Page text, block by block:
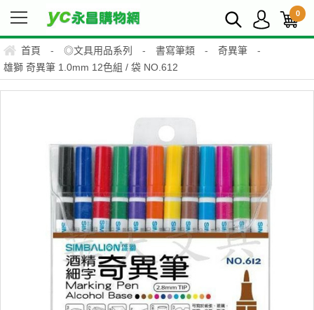
0
首頁 - ◎文具用品系列 - 書寫筆類 - 奇異筆
-
雄獅 奇異筆 1.0mm 12色組 / 袋 NO.612